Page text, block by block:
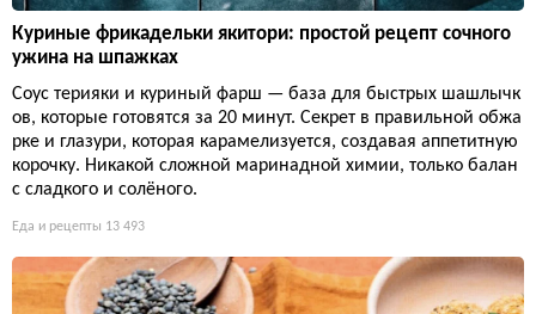
Куриные фрикадельки якитори: простой рецепт сочного
ужина на шпажках
Соус терияки и куриный фарш — база для быстрых шашлычк
ов, которые готовятся за 20 минут. Секрет в правильной обжа
рке и глазури, которая карамелизуется, создавая аппетитную
корочку. Никакой сложной маринадной химии, только балан
с сладкого и солёного.
Еда и рецепты 13 493